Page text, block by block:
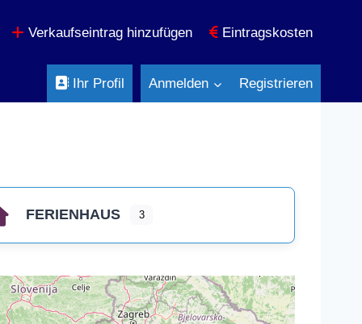
Verkaufseintrag hinzufügen Eintragskosten
Ihr Profil Anmelden Registrieren
FERIENHAUS 3